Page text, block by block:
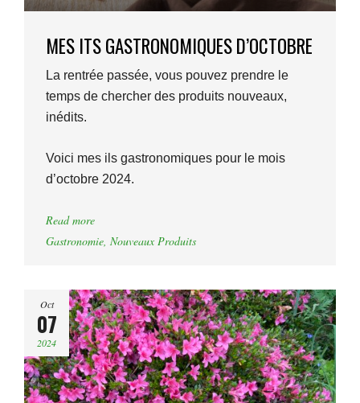
MES ITS GASTRONOMIQUES D’OCTOBRE
La rentrée passée, vous pouvez prendre le
temps de chercher des produits nouveaux,
inédits.
Voici mes ils gastronomiques pour le mois
d’octobre 2024.
Read more
Gastronomie, Nouveaux Produits
Oct
07
2024